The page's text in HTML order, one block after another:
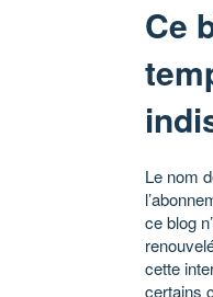
Ce
Le nom
ce blog
cette
certains